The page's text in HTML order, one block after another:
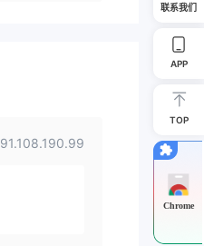
91.108.190.99
联系我们
APP
TOP
Chrome